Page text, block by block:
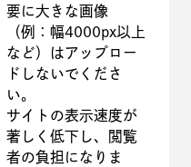
要に大きな画像
（例：幅4000px以上
など）はアップロー
ドしないでくださ
い。
サイトの表示速度が
著しく低下し、閲覧
者の負担になりま